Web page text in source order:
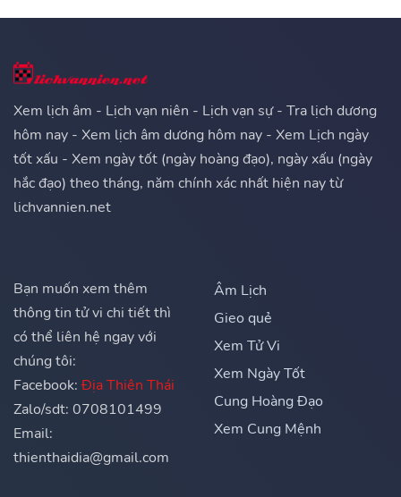
Xem lịch âm - Lịch vạn niên - Lịch vạn sự - Tra lịch dương
hôm nay - Xem lịch âm dương hôm nay - Xem Lịch ngày
tốt xấu - Xem ngày tốt (ngày hoàng đạo), ngày xấu (ngày
hắc đạo) theo tháng, năm chính xác nhất hiện nay từ
lichvannien.net
Bạn muốn xem thêm
thông tin tử vi chi tiết thì
có thể liên hệ ngay với
chúng tôi:
Facebook: Địa Thiên Thái
Zalo/sdt: 0708101499
Email:
thienthaidia@gmail.com
Âm Lịch
Gieo quẻ
Xem Tử Vi
Xem Ngày Tốt
Cung Hoàng Đạo
Xem Cung Mệnh